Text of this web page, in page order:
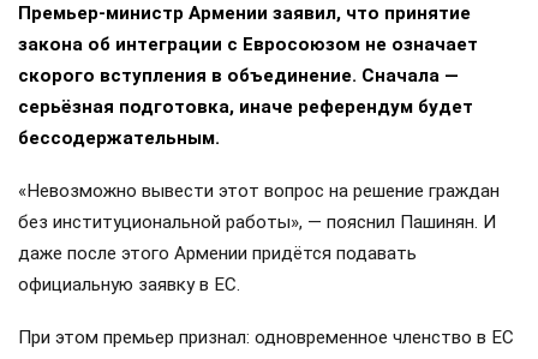
Премьер-министр Армении заявил, что принятие
закона об интеграции с Евросоюзом не означает
скорого вступления в объединение. Сначала —
серьёзная подготовка, иначе референдум будет
бессодержательным.
«Невозможно вывести этот вопрос на решение граждан
без институциональной работы», — пояснил Пашинян. И
даже после этого Армении придётся подавать
официальную заявку в ЕС.
При этом премьер признал: одновременное членство в ЕС